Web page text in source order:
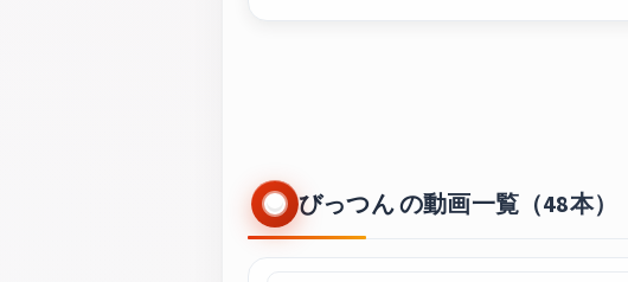
びっつん の動画一覧（48本）